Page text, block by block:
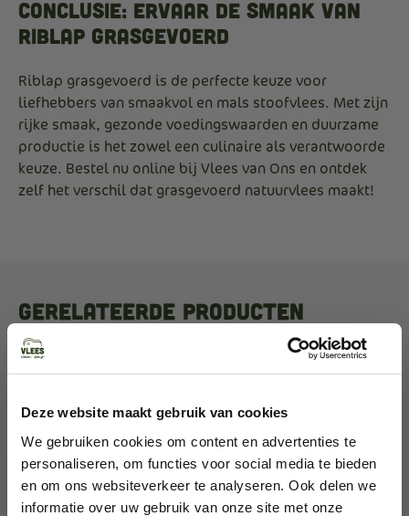
Deze website maakt gebruik van cookies
We gebruiken cookies om content en advertenties te
personaliseren, om functies voor social media te bieden
en om ons websiteverkeer te analyseren. Ook delen we
informatie over uw gebruik van onze site met onze
Conclusie: Ervaar de Smaak van
Riblap Grasgevoerd
Riblap grasgevoerd is de perfecte keuze voor
liefhebbers van smaakvol en mals stoofvlees. Met zijn
rijke smaak, gezonde voedingswaarden en duurzame
productie is het zowel een culinaire als verantwoorde
keuze. Bestel nu online bij Vlees van Ons en ontdek
zelf het verschil dat grasgevoerd natuurvlees maakt!
Gerelateerde producten